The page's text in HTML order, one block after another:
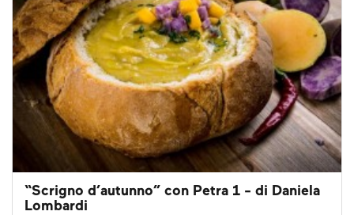
“Scrigno d’autunno” con Petra 1 - di Daniela
Lombardi